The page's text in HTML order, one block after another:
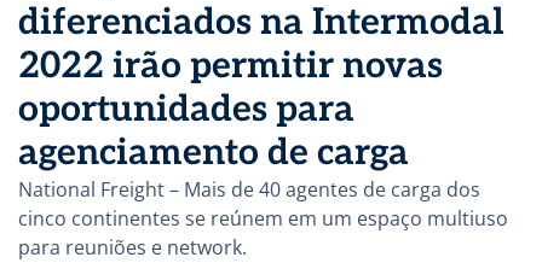
diferenciados na Intermodal
2022 irão permitir novas
oportunidades para
agenciamento de carga
National Freight – Mais de 40 agentes de carga dos
cinco continentes se reúnem em um espaço multiuso
para reuniões e network.